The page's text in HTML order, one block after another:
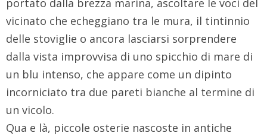
portato dalla brezza marina, ascoltare le voci del
vicinato che echeggiano tra le mura, il tintinnio
delle stoviglie o ancora lasciarsi sorprendere
dalla vista improvvisa di uno spicchio di mare di
un blu intenso, che appare come un dipinto
incorniciato tra due pareti bianche al termine di
un vicolo.
Qua e là, piccole osterie nascoste in antiche